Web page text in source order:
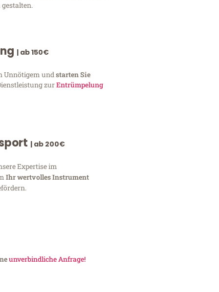
| ab 150€
Unnötigem undstarten Sie
zurEntrümpelung
| ab 200€
Expertise im
Ihr wertvolles Instrument
unverbindliche Anfrage!